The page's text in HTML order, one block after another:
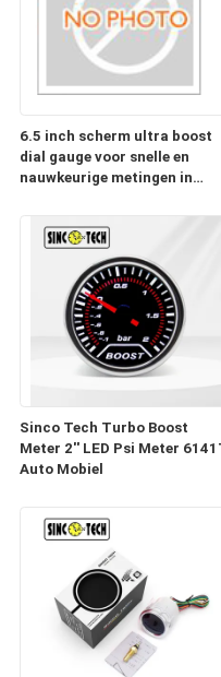
6.5 inch scherm ultra boost
dial gauge voor snelle en
nauwkeurige metingen in
Sinco Tech Turbo Boost
Meter 2'' LED Psi Meter
Auto Mobiel